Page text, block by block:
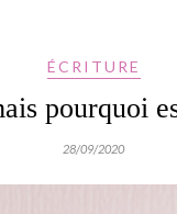
ÉCRITURE
pourquoi
28/09/2020